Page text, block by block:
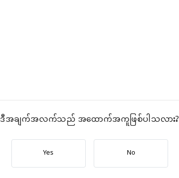
ဒီအချက်အလက်သည် အထောက်အကူဖြစ်ပါသလား?
Yes No